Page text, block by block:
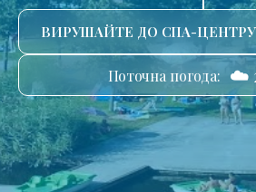
ВИРУШАЙТЕ ДО СПА-ЦЕНТРУ
Поточна погода: ☁️